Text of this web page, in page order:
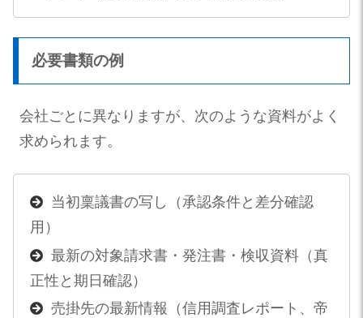
必要書類の例
会社ごとに異なりますが、次のような資料がよく
求められます。
当初稟議書の写し（承認条件と差分確認
用）
最新の対象請求書・発注書・検収資料（真
正性と期日確認）
売掛先の最新情報（信用調査レポート、帝